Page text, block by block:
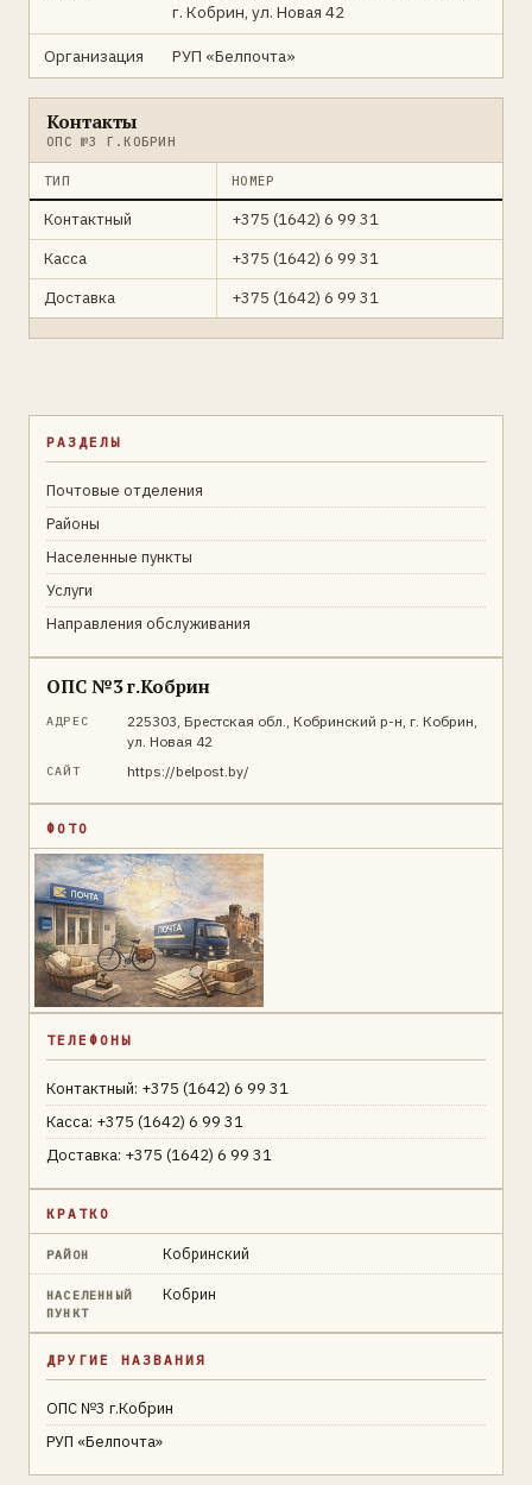
г. Кобрин, ул. Новая 42
Организация РУП «Белпочта»
Контакты
ОПС №3 Г.КОБРИН
ТИП НОМЕР
Контактный
+375 (1642) 6 99 31
Касса
+375 (1642) 6 99 31
Доставка
+375 (1642) 6 99 31
РАЗДЕЛЫ
Почтовые отделения
Районы
Населенные пункты
Услуги
Направления обслуживания
ОПС №3 г.Кобрин
АДРЕС
225303, Брестская обл., Кобринский р-н, г. Кобрин,
ул. Новая 42
САЙТ https://belpost.by/
ФОТО
ТЕЛЕФОНЫ
Контактный: +375 (1642) 6 99 31
Касса: +375 (1642) 6 99 31
Доставка: +375 (1642) 6 99 31
КРАТКО
РАЙОН Кобринский
НАСЕЛЕННЫЙ
ПУНКТ
Кобрин
ДРУГИЕ НАЗВАНИЯ
ОПС №3 г.Кобрин
РУП «Белпочта»